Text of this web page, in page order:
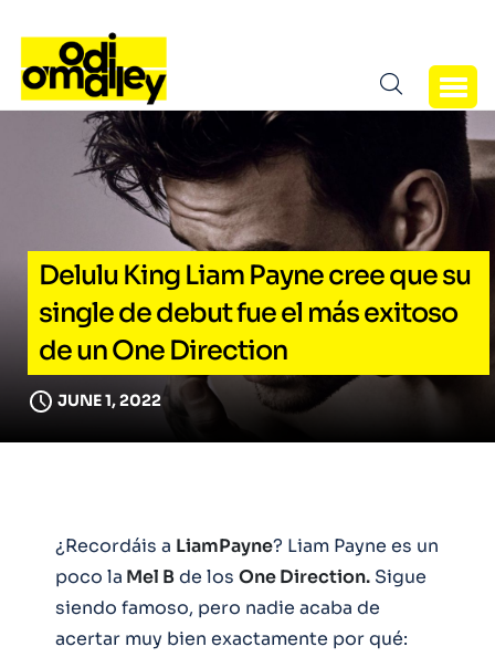
Delulu King Liam Payne cree que su
single de debut fue el más exitoso
de un One Direction
JUNE 1, 2022
¿Recordáis a LiamPayne? Liam Payne es un
poco la Mel Bde los One Direction. Sigue
siendo famoso, pero nadie acaba de
acertar muy bien exactamente por qué: